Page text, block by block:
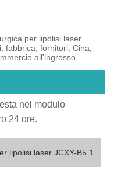
per lipolisi laser
fabbrica, fornitori, Cina,
all'ingrosso
nel modulo
24 ore.